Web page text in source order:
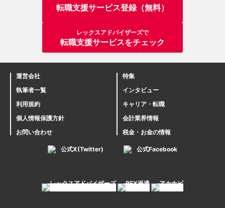
転職支援サービス登録（無料）
レックスアドバイザーズで
転職支援サービスをチェック
運営会社
執筆者一覧
利用規約
個人情報保護方針
お問い合わせ
特集
インタビュー
キャリア・転職
会計業界情報
税金・お金の情報
公式X(Twitter) 公式Facebook